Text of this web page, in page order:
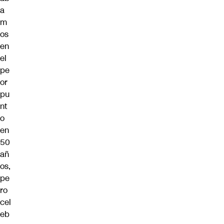
a
m
os
en
el
pe
or
pu
nt
o
en
50
añ
os,
pe
ro
cel
eb